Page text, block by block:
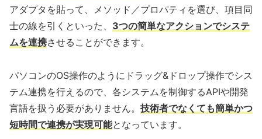
アダプタを貼って、メソッド／プロパティを選び、項目同
士の線を引くといった、 3つの簡単なアクションでシステ
ムを連携させることができます。
パソコンのOS操作のようにドラッグ&ドロップ操作でシス
テム連携を行えるので、各システムを制御するAPIや開発
言語を扱う必要がありません。 技術者でなくても簡単かつ
短時間で連携が実現可能となっています。